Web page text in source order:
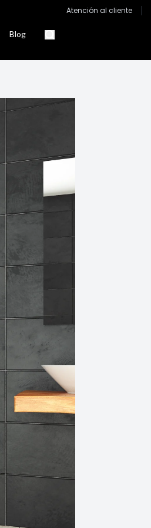
Atención al cliente
Blog